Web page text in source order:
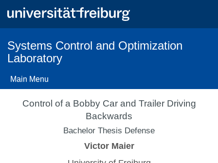
Systems Control and Optimization
Laboratory
Main Menu
Control of a Bobby Car and Trailer Driving
Backwards
Bachelor Thesis Defense
Victor Maier